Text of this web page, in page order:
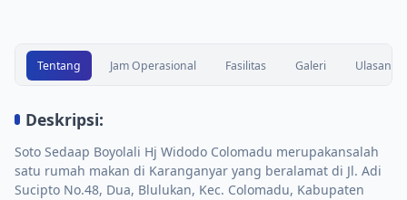
Tentang Jam Operasional Fasilitas Galeri Ulasan
Deskripsi:
Soto Sedaap Boyolali Hj Widodo Colomadu merupakansalah
satu rumah makan di Karanganyar yang beralamat di Jl. Adi
Sucipto No.48, Dua, Blulukan, Kec. Colomadu, Kabupaten